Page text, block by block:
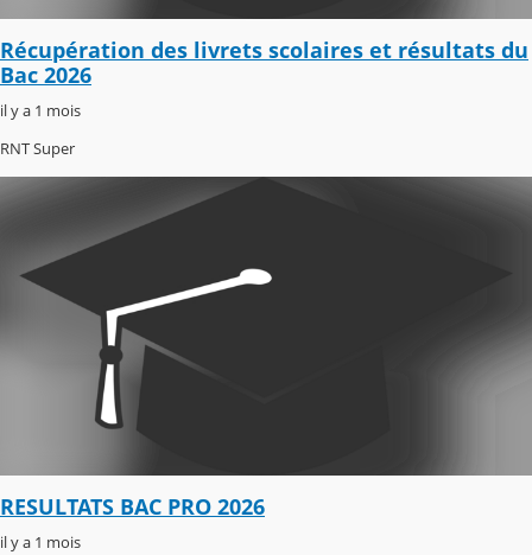
Récupération des livrets scolaires et résultats du
Bac 2026
il y a 1 mois
RNT Super
RESULTATS BAC PRO 2026
il y a 1 mois